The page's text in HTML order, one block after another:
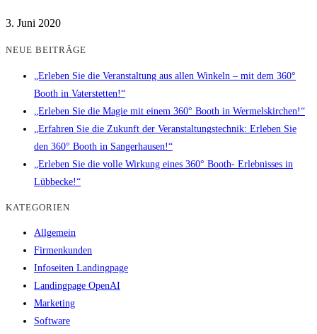
3. Juni 2020
NEUE BEITRÄGE
„Erleben Sie die Veranstaltung aus allen Winkeln – mit dem 360°
Booth in Vaterstetten!“
„Erleben Sie die Magie mit einem 360° Booth in Wermelskirchen!“
„Erfahren Sie die Zukunft der Veranstaltungstechnik: Erleben Sie
den 360° Booth in Sangerhausen!“
„Erleben Sie die volle Wirkung eines 360° Booth- Erlebnisses in
Lübbecke!“
KATEGORIEN
Allgemein
Firmenkunden
Infoseiten Landingpage
Landingpage OpenAI
Marketing
Software